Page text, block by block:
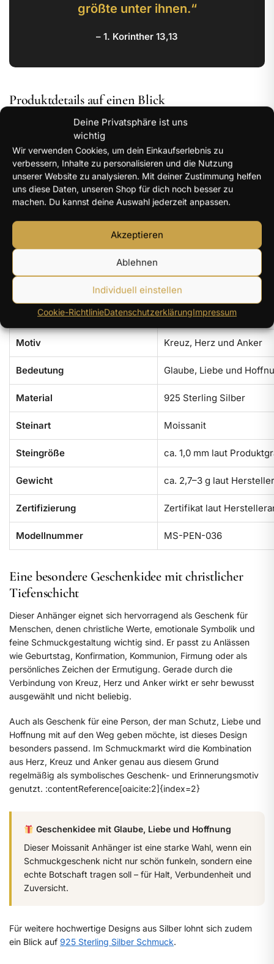
Deine Privatsphäre ist uns
wichtig
Wir verwenden Cookies, um dein Einkaufserlebnis zu
verbessern, Inhalte zu personalisieren und die Nutzung
unserer Website zu analysieren. Mit deiner Zustimmung helfen
uns diese Daten, unseren Shop für dich noch besser zu
machen. Du kannst deine Auswahl jederzeit anpassen.
Akzeptieren
Ablehnen
Individuell einstellen
Cookie-RichtlinieDatenschutzerklärungImpressum
größte unter ihnen.“
– 1. Korinther 13,13
Produktdetails auf einen Blick
Das Design dieses Anhängers ist besonders fein durchdacht:
Der obere Kreuzbalken bildet den sichtbaren Glaubensbezug,
das weich geformte Herz schafft emotionale Wärme, und der
Anker am unteren Ende gibt dem Motiv seine charakteristische
Form und Bedeutung. Durch die kleinen Moissanite wird die
Symbolik lichtvoll akzentuiert, ohne ihre Klarheit zu verlieren.
Als Material wird
verweist der Hersteller auf ein Zertifikat beziehungsweise eine
externe Prüfung. Damit eignet sich der Anhänger hervorragend
für eine hochwertige Positionierung innerhalb unseres
symbolischen Moissanit-Schmucks.
Schmuckstück Anhänger mit Halskette
Motiv Kreuz, Herz und Anker
Bedeutung Glaube, Liebe und
Material 925 Sterling Silber
Steinart Moissanit
Steingröße ca. 1,0 mm laut
Gewicht ca. 2,7–3 g laut
Zertifizierung Zertifikat laut
Modellnummer MS-PEN-036
Eine besondere Geschenkidee mit christlicher
Tiefenschicht
Dieser Anhänger eignet sich hervorragend als Geschenk für
Menschen, denen christliche Werte, emotionale Symbolik und
feine Schmuckgestaltung wichtig sind. Er passt zu Anlässen
wie Geburtstag, Konfirmation, Kommunion, Firmung oder als
persönliches Zeichen der Ermutigung. Gerade durch die
Verbindung von Kreuz, Herz und Anker wirkt er sehr bewusst
ausgewählt und nicht beliebig.
Auch als Geschenk für eine Person, der man Schutz, Liebe und
Hoffnung mit auf den Weg geben möchte, ist dieses Design
besonders passend. Im Schmuckmarkt wird die Kombination
aus Herz, Kreuz und Anker genau aus diesem Grund
regelmäßig als symbolisches Geschenk- und Erinnerungsmotiv
genutzt. :contentReference[oaicite:2]{index=2}
Geschenkidee mit Glaube, Liebe und Hoffnung
Dieser Moissanit Anhänger ist eine starke Wahl, wenn ein
Schmuckgeschenk nicht nur schön funkeln, sondern eine
echte Botschaft tragen soll – für Halt, Verbundenheit und
Zuversicht.
Für weitere hochwertige Designs aus Silber lohnt sich zudem
ein Blick auf 925 Sterling Silber Schmuck.